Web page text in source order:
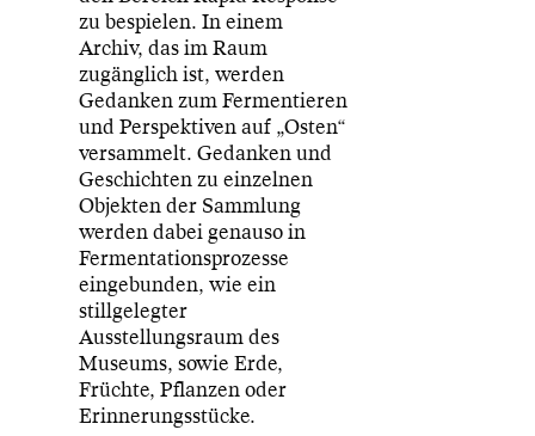
zu bespielen. In einem
Archiv, das im Raum
zugänglich ist, werden
Gedanken zum Fermentieren
und Perspektiven auf „Osten“
versammelt. Gedanken und
Geschichten zu einzelnen
Objekten der Sammlung
werden dabei genauso in
Fermentationsprozesse
eingebunden, wie ein
stillgelegter
Ausstellungsraum des
Museums, sowie Erde,
Früchte, Pflanzen oder
Erinnerungsstücke.